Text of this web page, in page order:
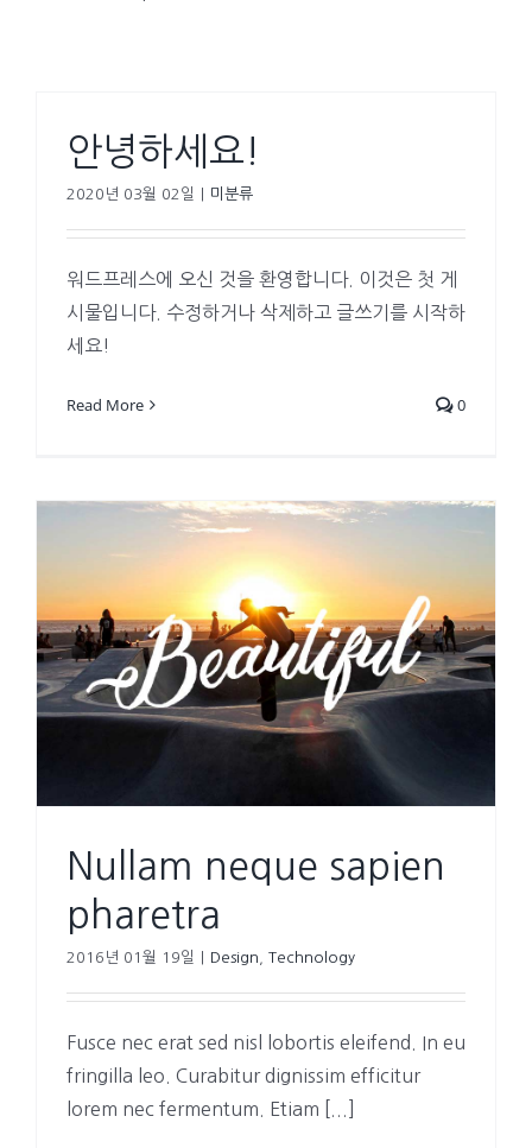
안녕하세요!
2020년 03월 02일 미분류
워드프레스에 오신 것을 환영합니다. 이것은 첫 게
시물입니다. 수정하거나 삭제하고 글쓰기를 시작하
세요!
Read More 0
Nullam neque sapien
pharetra
2016년 01월 19일 Design Technology
Fusce nec erat sed nisl lobortis eleifend. In eu
fringilla leo. Curabitur dignissim efficitur
lorem nec fermentum. Etiam [...]